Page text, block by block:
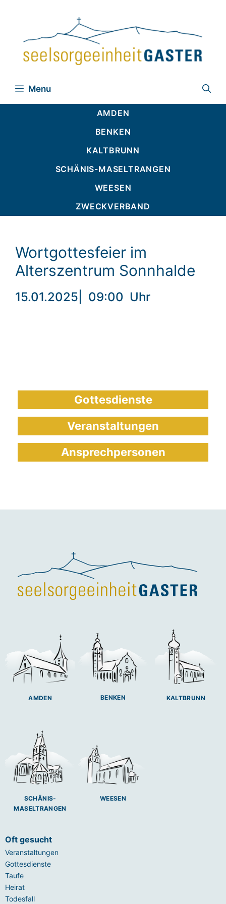
Menu
AMDEN
BENKEN
KALTBRUNN
SCHÄNIS-MASELTRANGEN
WEESEN
ZWECKVERBAND
Wortgottesfeier im
Alterszentrum Sonnhalde
15.01.2025 09:00 Uhr
Gottesdienste
Veranstaltungen
Ansprechpersonen
AMDEN BENKEN KALTBRUNN
SCHÄNIS-
MASELTRANGEN
WEESEN
Oft gesucht
Veranstaltungen
Gottesdienste
Taufe
Heirat
Todesfall